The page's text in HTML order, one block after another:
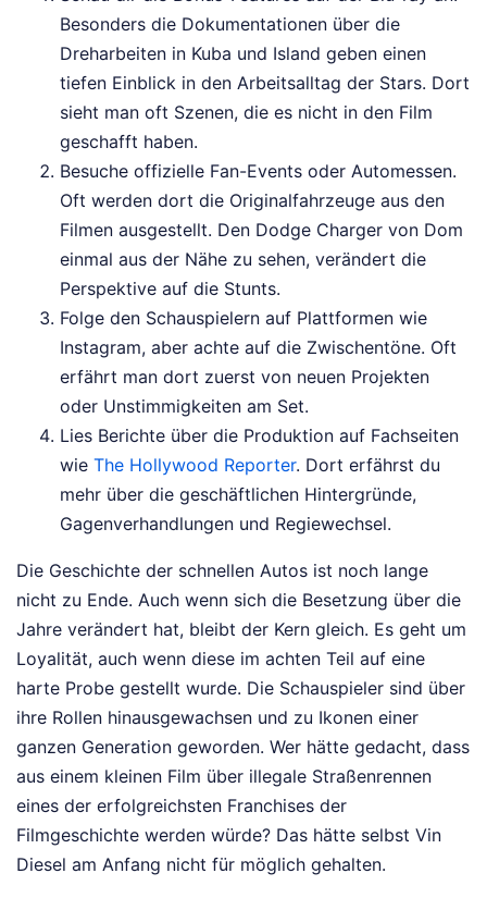
Besonders die Dokumentationen über die
Dreharbeiten in Kuba und Island geben einen
tiefen Einblick in den Arbeitsalltag der Stars. Dort
sieht man oft Szenen, die es nicht in den Film
geschafft haben.
Besuche offizielle Fan-Events oder Automessen.
Oft werden dort die Originalfahrzeuge aus den
Filmen ausgestellt. Den Dodge Charger von Dom
einmal aus der Nähe zu sehen, verändert die
Perspektive auf die Stunts.
Folge den Schauspielern auf Plattformen wie
Instagram, aber achte auf die Zwischentöne. Oft
erfährt man dort zuerst von neuen Projekten
oder Unstimmigkeiten am Set.
Lies Berichte über die Produktion auf Fachseiten
wie The Hollywood Reporter. Dort erfährst du
mehr über die geschäftlichen Hintergründe,
Gagenverhandlungen und Regiewechsel.
Die Geschichte der schnellen Autos ist noch lange
nicht zu Ende. Auch wenn sich die Besetzung über die
Jahre verändert hat, bleibt der Kern gleich. Es geht um
Loyalität, auch wenn diese im achten Teil auf eine
harte Probe gestellt wurde. Die Schauspieler sind über
ihre Rollen hinausgewachsen und zu Ikonen einer
ganzen Generation geworden. Wer hätte gedacht, dass
aus einem kleinen Film über illegale Straßenrennen
eines der erfolgreichsten Franchises der
Filmgeschichte werden würde? Das hätte selbst Vin
Diesel am Anfang nicht für möglich gehalten.